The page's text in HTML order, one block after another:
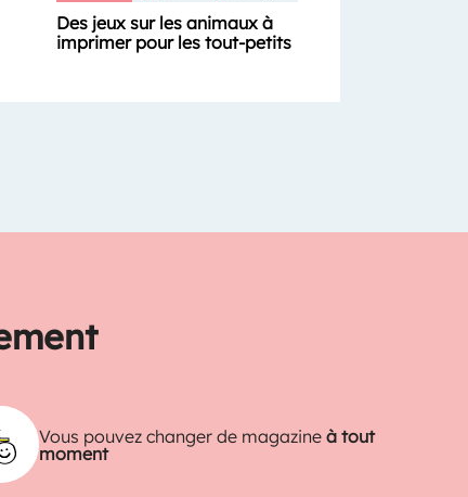
Des jeux sur les animaux à
imprimer pour les tout-petits
Vous pouvez changer de magazine à tout
moment